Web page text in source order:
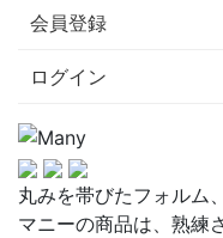
会員登録
ログイン
丸みを帯びたフォルム
マニーの商品は、熟練